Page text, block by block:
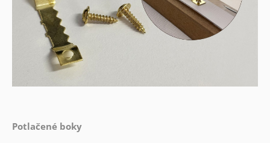
Potlačené boky